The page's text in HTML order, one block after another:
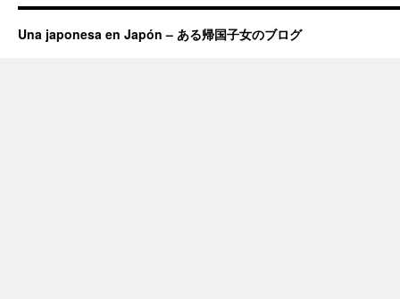
Una japonesa en Japón – ある帰国子女のブログ